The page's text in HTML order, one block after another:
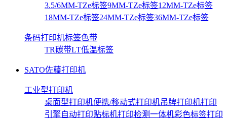
3.5/6MM-TZe标签9MM-TZe标签12MM-TZe标签
18MM-TZe标签24MM-TZe标签36MM-TZe标签
条码打印机标签色带
TR碳带LT低温标签
SATO佐藤打印机
工业型打印机
桌面型打印机便携/移动式打印机吊牌打印机打印
引擎自动打印贴标机打印检测一体机彩色标签打印